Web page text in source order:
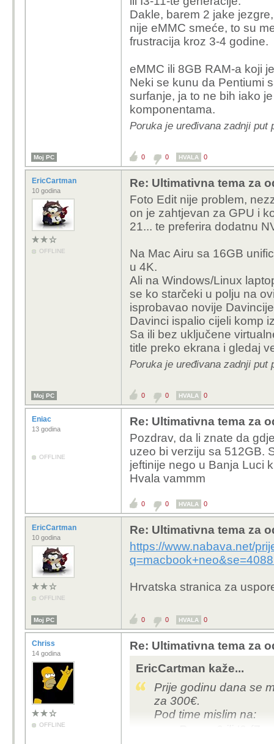
Dakle, barem 2 jake
nije eMMC smeće, to su
frustracija kroz 3-4 godine.
eMMC ili 8GB RAM-a koji
Neki se kunu da Pentiumi
surfanje, ja to ne bih iako
komponentama.
Poruka je uređivana zadnji put
Moj PC 0 0 HVALA 0
EricCartman
10 godina
OFFLINE
Re: Ultimativna tema za
Foto Edit nije problem,
on je zahtjevan za GPU i
21... te preferira dodatnu
Na Mac Airu sa 16GB
u 4K.
Ali na Windows/Linux
se ko starčeki u polju na
isprobavao novije
Davinci ispalio cijeli komp
Sa ili bez uključene
title preko ekrana i gledaj
Poruka je uređivana zadnji put
Moj PC 0 0 HVALA 0
Eniac
13 godina
OFFLINE
Re: Ultimativna tema za
Pozdrav, da li znate da
uzeo bi verziju sa 512GB.
jeftinije nego u Banja Luci
Hvala vammm
0 0 HVALA 0
EricCartman
10 godina
OFFLINE
Re: Ultimativna tema za
https://www.nabava.net/
Hrvatska stranica za
Moj PC 0 0 HVALA 0
Chriss
14 godina
OFFLINE
Re: Ultimativna tema za
EricCartman kaže...
Prije godinu dana se
za 300€.
Pod time mislim na: